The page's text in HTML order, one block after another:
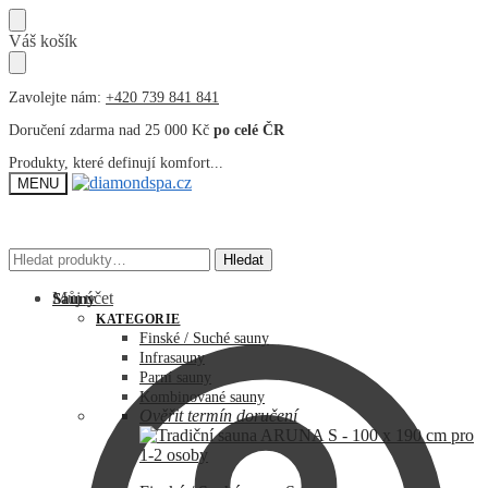
Přeskočit
na
navigaci
Přeskočit
na
obsah
Váš košík
Zavolejte nám: +420 739 841 841
Doručení zdarma nad 25 000 Kč po celé ČR
Produkty, které definují komfort...
MENU
Hledat: Hledat
Můj účet
Hledat: Hledat
Sauny
KATEGORIE
Finské / Suché sauny
Infrasauny
Parní sauny
Kombinované sauny
Ověřit termín doručení